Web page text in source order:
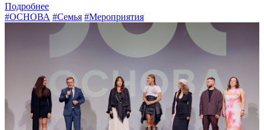
Подробнее
#ОСНОВА #Семья #Мероприятия